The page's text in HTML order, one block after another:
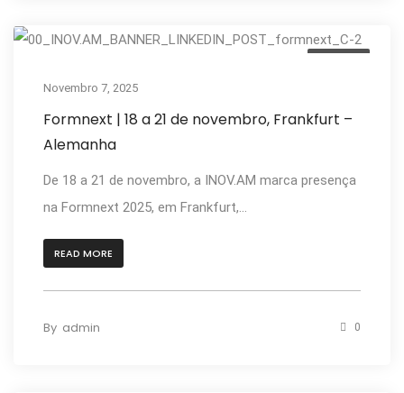
Novembro 7, 2025
Formnext | 18 a 21 de novembro, Frankfurt –
Alemanha
De 18 a 21 de novembro, a INOV.AM marca presença
na Formnext 2025, em Frankfurt,...
READ MORE
By admin 0